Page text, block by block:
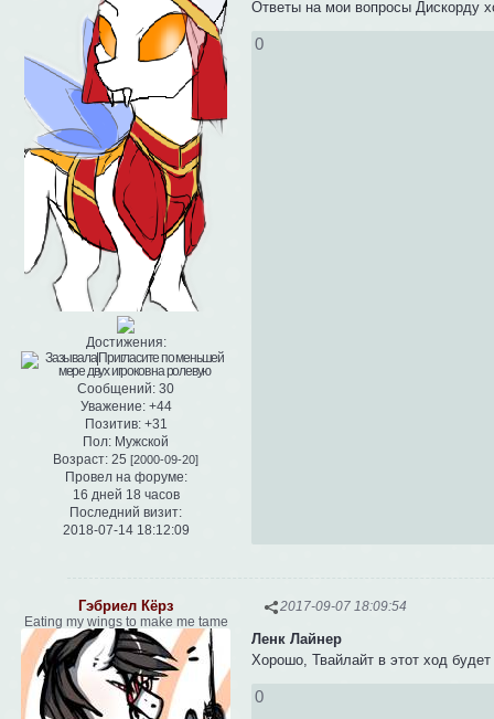
Достижения:
Сообщений: 30
Уважение: +44
Позитив: +31
Пол: Мужской
Возраст: 25 [2000-09-20]
Провел на форуме:
16 дней 18 часов
Последний визит:
2018-07-14 18:12:09
Ответы на мои вопросы Дискорду
0
2017-09-07 18:09:54
Гэбриел Кёрз
Eating my wings to make me tame
Ленк Лайнер
Хорошо, Твайлайт в этот ход будет
0